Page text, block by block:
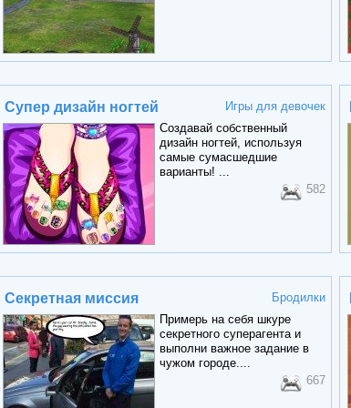
Супер дизайн ногтей
Игры для девочек
Создавай собственный
дизайн ногтей, используя
самые сумасшедшие
варианты! ...
582
Секретная миссия
Бродилки
Примерь на себя шкуре
секретного суперагента и
выполни важное задание в
чужом городе....
667